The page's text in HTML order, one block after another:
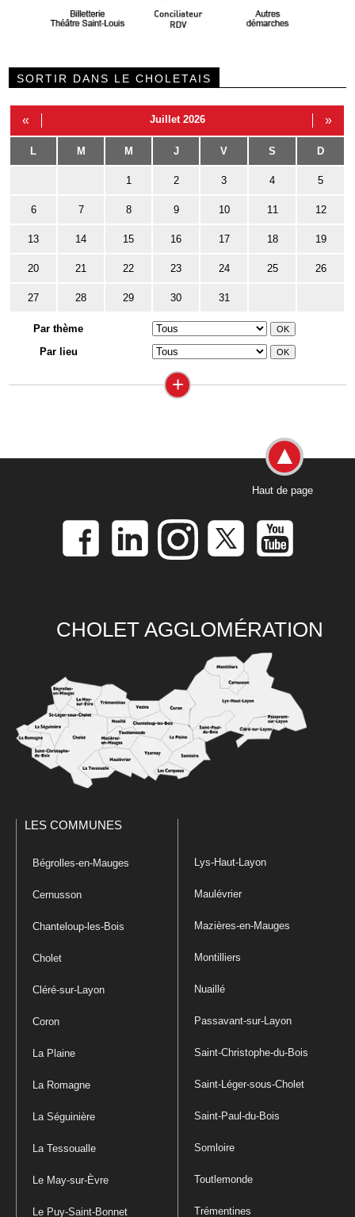
SORTIR DANS LE CHOLETAIS
« Juillet 2026 »
L M M J V S D
1 2 3 4 5
6 7 8 9 10 11 12
13 14 15 16 17 18 19
20 21 22 23 24 25 26
27 28 29 30 31
Par thème
Par lieu
+
Haut de page
CHOLET AGGLOMÉRATION
LES COMMUNES
Bégrolles-en-Mauges
Cernusson
Chanteloup-les-Bois
Cholet
Cléré-sur-Layon
Coron
La Plaine
La Romagne
La Séguinière
La Tessoualle
Le May-sur-Èvre
Le Puy-Saint-Bonnet
Lys-Haut-Layon
Maulévrier
Mazières-en-Mauges
Montilliers
Nuaillé
Passavant-sur-Layon
Saint-Christophe-du-Bois
Saint-Léger-sous-Cholet
Saint-Paul-du-Bois
Somloire
Toutlemonde
Trémentines